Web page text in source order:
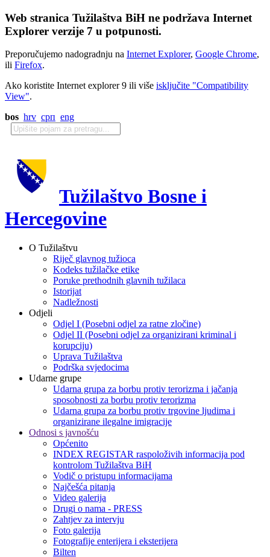
Web stranica Tužilaštva BiH ne podržava Internet
Explorer verzije 7 u potpunosti.
Preporučujemo nadogradnju na Internet Explorer, Google Chrome,
ili Firefox.
Ako koristite Internet explorer 9 ili više isključite "Compatibility
View".
bos hrv срп eng
Tužilaštvo Bosne i
Hercegovine
O Tužilaštvu
Riječ glavnog tužioca
Kodeks tužilačke etike
Poruke prethodnih glavnih tužilaca
Istorijat
Nadležnosti
Odjeli
Odjel I (Posebni odjel za ratne zločine)
Odjel II (Posebni odjel za organizirani kriminal i
korupciju)
Uprava Tužilaštva
Podrška svjedocima
Udarne grupe
Udarna grupa za borbu protiv terorizma i jačanja
sposobnosti za borbu protiv terorizma
Udarna grupa za borbu protiv trgovine ljudima i
organizirane ilegalne imigracije
Odnosi s javnošću
Općenito
INDEX REGISTAR raspoloživih informacija pod
kontrolom Tužilaštva BiH
Vodič o pristupu informacijama
Najčešća pitanja
Video galerija
Drugi o nama - PRESS
Zahtjev za intervju
Foto galerija
Fotografije enterijera i eksterijera
Bilten